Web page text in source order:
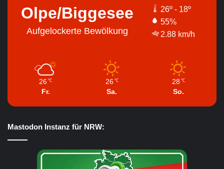
Olpe/Biggesee
Aufgelockerte Bewölkung
26º - 18º
55%
2.88 km/h
26 ℃
Fr.
26 ℃
Sa.
28 ℃
So.
Mastodon Instanz für NRW: